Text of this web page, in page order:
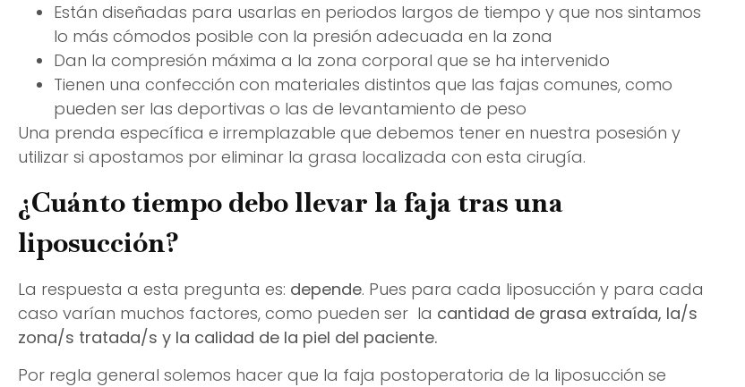
Están diseñadas para usarlas en periodos largos de tiempo y que nos sintamos
lo más cómodos posible con la presión adecuada en la zona
Dan la compresión máxima a la zona corporal que se ha intervenido
Tienen una confección con materiales distintos que las fajas comunes, como
pueden ser las deportivas o las de levantamiento de peso
Una prenda específica e irremplazable que debemos tener en nuestra posesión y
utilizar si apostamos por eliminar la grasa localizada con esta cirugía.
¿Cuánto tiempo debo llevar la faja tras una
liposucción?
La respuesta a esta pregunta es: depende. Pues para cada liposucción y para cada
caso varían muchos factores, como pueden ser la cantidad de grasa extraída, la/s
zona/s tratada/s y la calidad de la piel del paciente.
Por regla general solemos hacer que la faja postoperatoria de la liposucción se